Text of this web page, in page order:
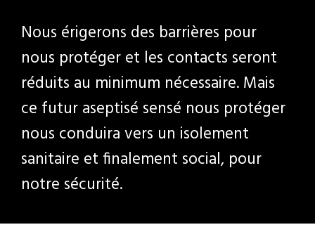
Nous érigerons des barrières pour
nous protéger et les contacts seront
réduits au minimum nécessaire. Mais
ce futur aseptisé sensé nous protéger
nous conduira vers un isolement
sanitaire et finalement social, pour
notre sécurité.